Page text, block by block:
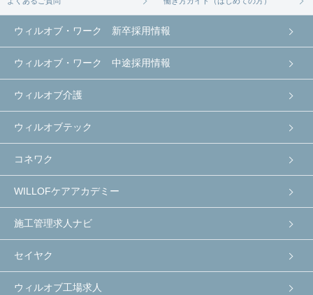
ウィルオブ・ワーク 新卒採用情報
ウィルオブ・ワーク 中途採用情報
ウィルオブ介護
ウィルオブテック
コネワク
WILLOFケアアカデミー
施工管理求人ナビ
セイヤク
ウィルオブ工場求人